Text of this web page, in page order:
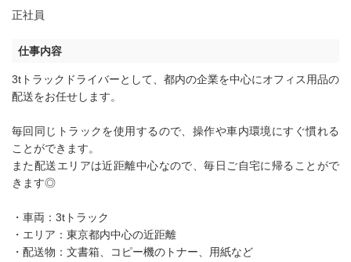
正社員
仕事内容
3tトラックドライバーとして、都内の企業を中心にオフィス用品の
配送をお任せします。
毎回同じトラックを使用するので、操作や車内環境にすぐ慣れる
ことができます。
また配送エリアは近距離中心なので、毎日ご自宅に帰ることがで
きます◎
・車両：3tトラック
・エリア：東京都内中心の近距離
・配送物：文書箱、コピー機のトナー、用紙など